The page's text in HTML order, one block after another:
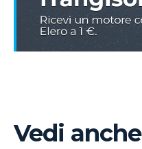
Vedi anche